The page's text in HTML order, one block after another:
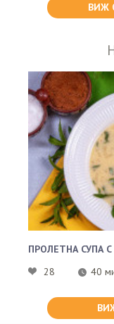
ВИЖ
ПРОЛЕТНА СУПА
28
40